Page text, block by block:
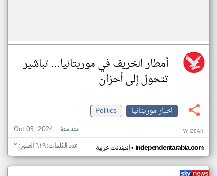
أمطار الخريف في موريتانيا... تباشير
تتحول إلى أحزان
اخبار موريتانيا
Politics
Oct 03, 2024
منذ سنة WH28AH
اندبندنت عربية• independentarabia.com عدد الكلمات: ٦١٩ الصور: ٢